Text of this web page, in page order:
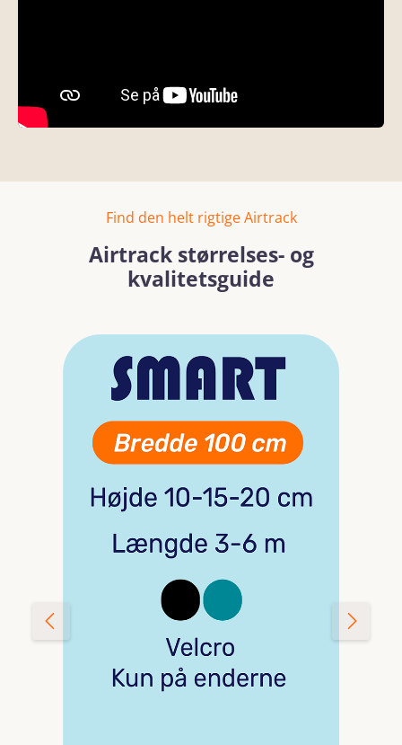
Find den helt rigtige Airtrack
Airtrack størrelses- og
kvalitetsguide
Skip image gallery
Read more